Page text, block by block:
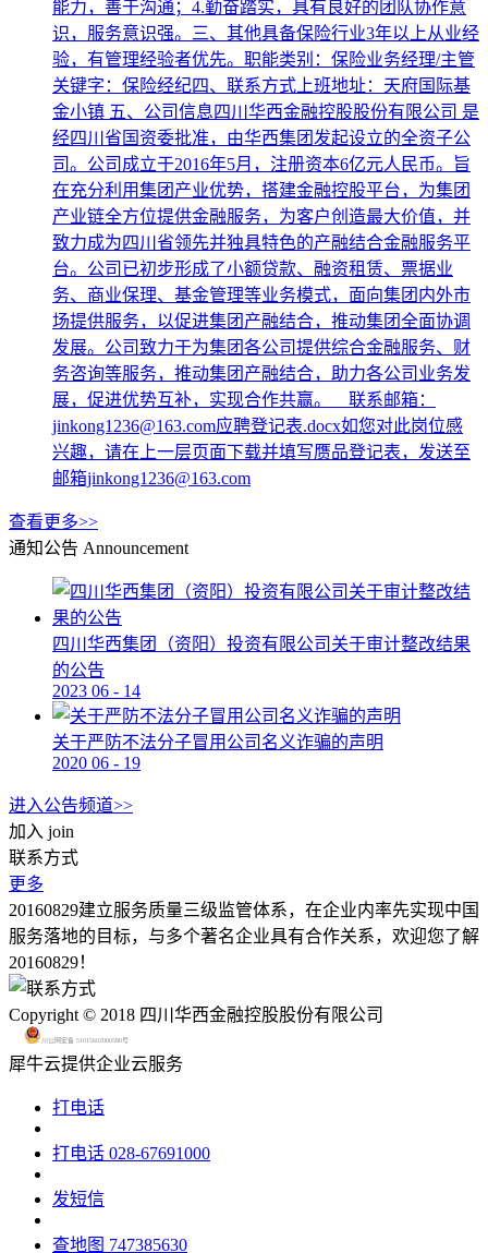
能力，善于沟通；4.勤奋踏实，具有良好的团队协作意
识，服务意识强。三、其他具备保险行业3年以上从业经
验，有管理经验者优先。职能类别：保险业务经理/主管
关键字：保险经纪四、联系方式上班地址：天府国际基
金小镇 五、公司信息四川华西金融控股股份有限公司 是
经四川省国资委批准，由华西集团发起设立的全资子公
司。公司成立于2016年5月，注册资本6亿元人民币。旨
在充分利用集团产业优势，搭建金融控股平台，为集团
产业链全方位提供金融服务，为客户创造最大价值，并
致力成为四川省领先并独具特色的产融结合金融服务平
台。公司已初步形成了小额贷款、融资租赁、票据业
务、商业保理、基金管理等业务模式，面向集团内外市
场提供服务，以促进集团产融结合，推动集团全面协调
发展。公司致力于为集团各公司提供综合金融服务、财
务咨询等服务，推动集团产融结合，助力各公司业务发
展，促进优势互补，实现合作共赢。 联系邮箱：
jinkong1236@163.com应聘登记表.docx如您对此岗位感
兴趣，请在上一层页面下载并填写赝品登记表，发送至
邮箱jinkong1236@163.com
查看更多>>
通知公告 Announcement
四川华西集团（资阳）投资有限公司关于审计整改结果
的公告
2023 06 - 14
关于严防不法分子冒用公司名义诈骗的声明
2020 06 - 19
进入公告频道>>
加入 join
联系方式
更多
20160829建立服务质量三级监管体系，在企业内率先实现中国
服务落地的目标，与多个著名企业具有合作关系，欢迎您了解
20160829！
Copyright © 2018 四川华西金融控股股份有限公司
川公网安备 51015602000580号
犀牛云提供企业云服务
打电话
打电话 028-67691000
发短信
查地图 747385630